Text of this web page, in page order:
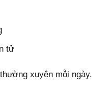
tử
xuyên mỗi ngày.